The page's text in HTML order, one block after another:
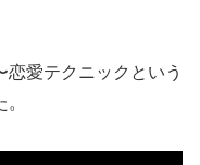
愛テクニックという